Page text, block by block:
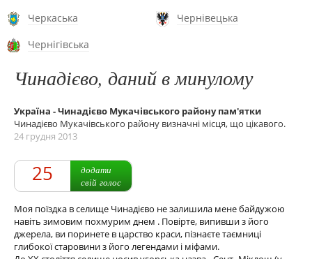
Черкаська
Чернівецька
Чернігівська
Чинадієво, даний в минулому
Україна - Чинадієво Мукачівського району пам'ятки
Чинадієво Мукачівського району визначні місця, що цікавого.
24 грудня 2013
25
додати
свій голос
Моя поїздка в селище Чинадієво не залишила мене байдужою
навіть зимовим похмурим днем ​​. Повірте, випивши з його
джерела, ви поринете в царство краси, пізнаєте таємниці
глибокої старовини з його легендами і міфами.